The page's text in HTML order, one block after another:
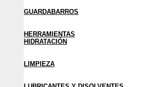
GUARDABARROS
HERRAMIENTAS
HIDRATACIÓN
LIMPIEZA